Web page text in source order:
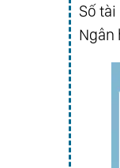
Số tài
Ngân